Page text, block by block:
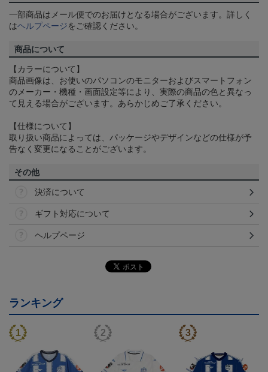
一部商品はメール便でのお届けとなる場合がございます。詳しく
はヘルプページをご確認ください。
商品について
【カラーについて】
商品画像は、お使いのパソコンのモニターおよびスマートフォン
のメーカー・機種・画面設定等により、実際の商品の色と異なっ
て見える場合がございます。あらかじめご了承ください。
【仕様について】
取り扱い商品によっては、パッケージやデザインなどの仕様が予
告なく変更になることがございます。
その他
決済について
ギフト対応について
ヘルプページ
ランキング